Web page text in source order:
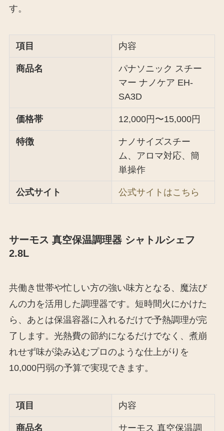
す。
項目 内容
商品名
パナソニック スチー
マー ナノケア EH-
SA3D
価格帯 12,000円〜15,000円
特徴
ナノサイズスチー
ム、アロマ対応、簡
単操作
公式サイト 公式サイトはこちら
サーモス 真空保温調理器 シャトルシェフ
2.8L
共働き世帯や忙しい方の強い味方となる、魔法び
んの力を活用した調理器です。短時間火にかけた
ら、あとは保温容器に入れるだけで予熱調理が完
了します。光熱費の節約になるだけでなく、煮崩
れせず味が染み込むプロのような仕上がりを
10,000円弱の予算で実現できます。
項目 内容
商品名
サーモス 真空保温調